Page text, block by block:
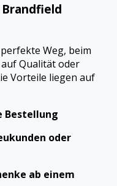
Weg, beim
Qualität oder
Vorteile liegen auf
Bestellung
oder
ab einem